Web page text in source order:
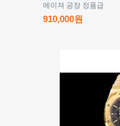
메이져 공장 정품급
910,000원